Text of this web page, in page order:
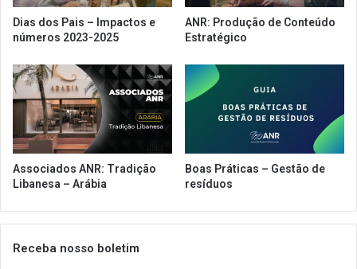
Dias dos Pais – Impactos e
números 2023-2025
ANR: Produção de Conteúdo
Estratégico
Associados ANR: Tradição
Libanesa – Arábia
Boas Práticas – Gestão de
resíduos
Receba nosso boletim